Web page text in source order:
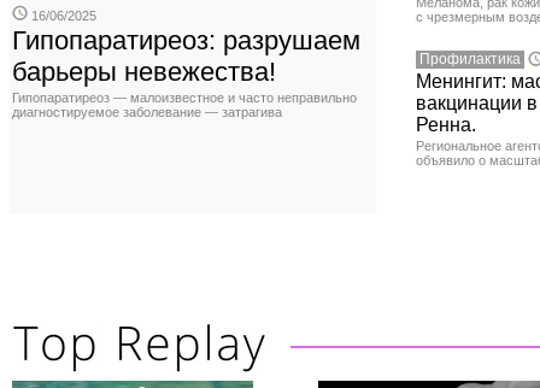
16/06/2025
Гипопаратиреоз: разрушаем
барьеры невежества!
Гипопаратиреоз — малоизвестное и часто неправильно
диагностируемое заболевание — затрагива
с чрезмерным
Профилактика
Менингит:
вакцинации
Ренна.
Региональное
объявило о